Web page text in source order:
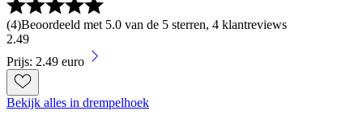
(4)Beoordeeld met 5.0 van de 5 sterren, 4 klantreviews
2.49
Prijs: 2.49 euro
Bekijk alles in drempelhoek